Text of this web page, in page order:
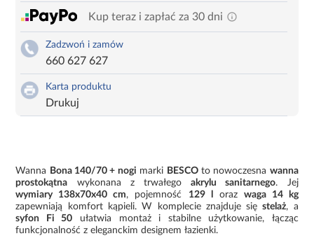
Kup teraz i zapłać za 30 dni
Zadzwoń i zamów
660 627 627
Karta produktu
Drukuj
Wanna Bona 140/70 + nogi marki BESCOto nowoczesna wanna
prostokątna wykonana z trwałegoakrylu sanitarnego. Jej
wymiary 138x70x40 cm, pojemność 129 l oraz waga 14 kg
zapewniają komfort kąpieli. W komplecie znajduje sięstelaż, a
syfon Fi 50 ułatwia montaż i stabilne użytkowanie, łącząc
funkcjonalność z eleganckim designem łazienki.